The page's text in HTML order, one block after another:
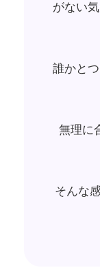
がない
誰かと
無理に
そんな